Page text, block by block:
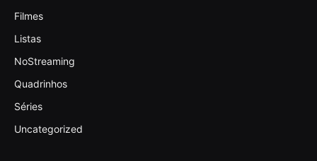
Filmes
Listas
NoStreaming
Quadrinhos
Séries
Uncategorized